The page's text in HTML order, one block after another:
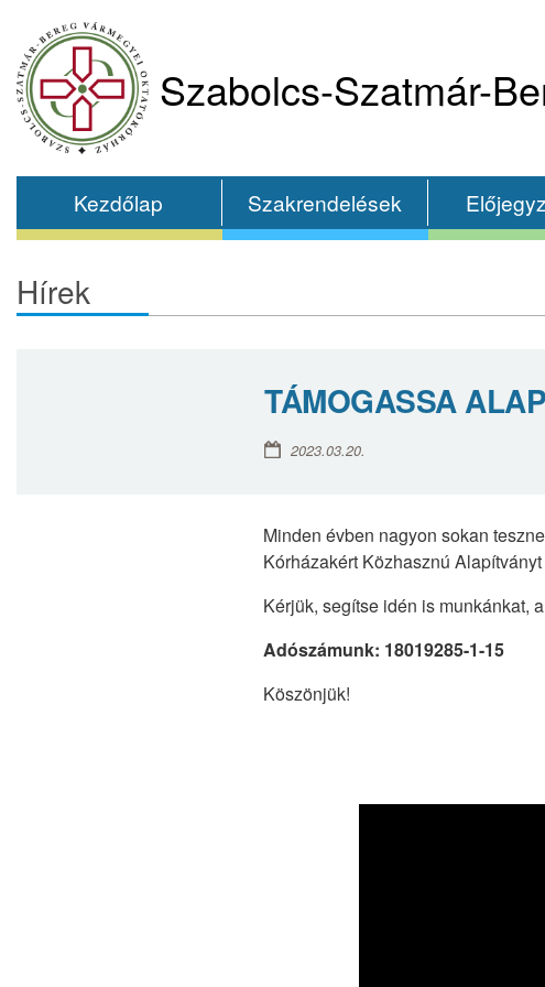
Szabolcs-Szatmár-
Kezdőlap Szakrendelések
Hírek
TÁMOGASSA
2023.03.20.
Minden évben nagyon sokan
Kórházakért Közhasznú
Kérjük, segítse idén is munkánkat,
Adószámunk: 18019285-1-15
Köszönjük!